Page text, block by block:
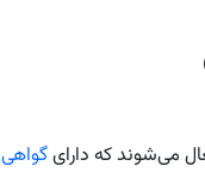
می‌شوند که دارایگواهی SSL